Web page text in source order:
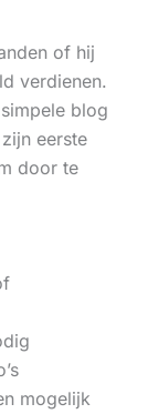
of hij
verdienen.
blog
eerste
door te
mogelijk